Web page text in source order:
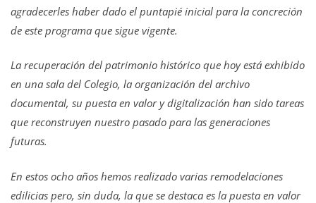
agradecerles haber dado el puntapié inicial para la concreción
de este programa que sigue vigente.
La recuperación del patrimonio histórico que hoy está exhibido
en una sala del Colegio, la organización del archivo
documental, su puesta en valor y digitalización han sido tareas
que reconstruyen nuestro pasado para las generaciones
futuras.
En estos ocho años hemos realizado varias remodelaciones
edilicias pero, sin duda, la que se destaca es la puesta en valor